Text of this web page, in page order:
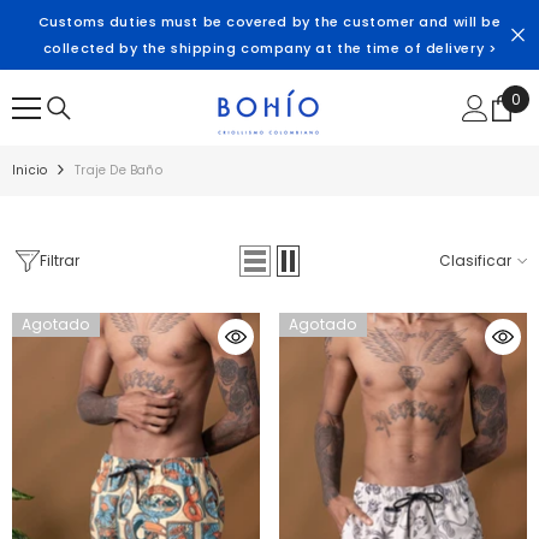
SALTAR AL CONTENIDO
Customs duties must be covered by the customer and will be
collected by the shipping company at the time of delivery >
0
0
Inicio Traje De Baño
Filtrar Clasificar
Agotado Agotado